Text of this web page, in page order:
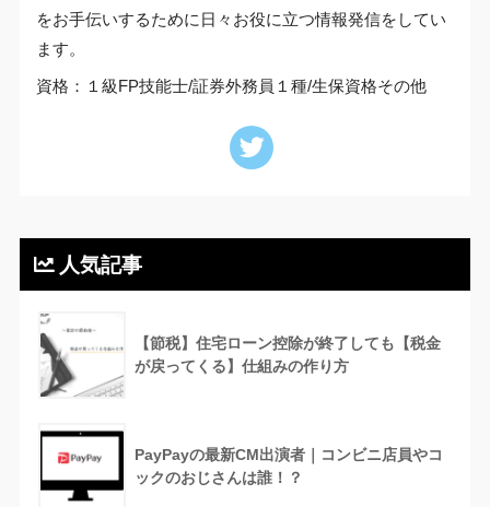
をお手伝いするために日々お役に立つ情報発信をしてい
ます。
資格：１級FP技能士/証券外務員１種/生保資格その他
人気記事
【節税】住宅ローン控除が終了しても【税金
が戻ってくる】仕組みの作り方
PayPayの最新CM出演者｜コンビニ店員やコ
ックのおじさんは誰！？